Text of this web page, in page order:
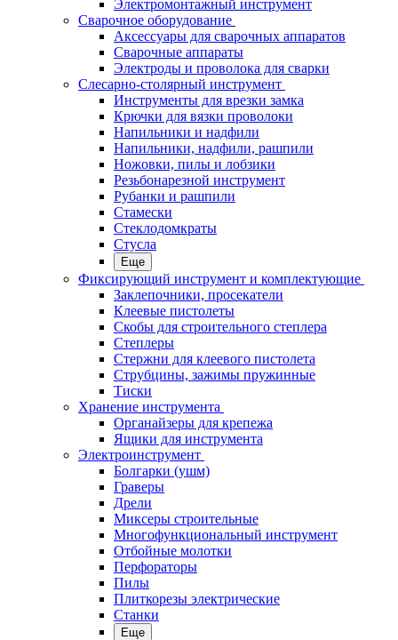
Электромонтажный инструмент
Сварочное оборудование
Аксессуары для сварочных аппаратов
Сварочные аппараты
Электроды и проволока для сварки
Слесарно-столярный инструмент
Инструменты для врезки замка
Крючки для вязки проволоки
Напильники и надфили
Напильники, надфили, рашпили
Ножовки, пилы и лобзики
Резьбонарезной инструмент
Рубанки и рашпили
Стамески
Стеклодомкраты
Стусла
Еще
Фиксирующий инструмент и комплектующие
Заклепочники, просекатели
Клеевые пистолеты
Скобы для строительного степлера
Степлеры
Стержни для клеевого пистолета
Струбцины, зажимы пружинные
Тиски
Хранение инструмента
Органайзеры для крепежа
Ящики для инструмента
Электроинструмент
Болгарки (ушм)
Граверы
Дрели
Миксеры строительные
Многофункциональный инструмент
Отбойные молотки
Перфораторы
Пилы
Плиткорезы электрические
Станки
Еще